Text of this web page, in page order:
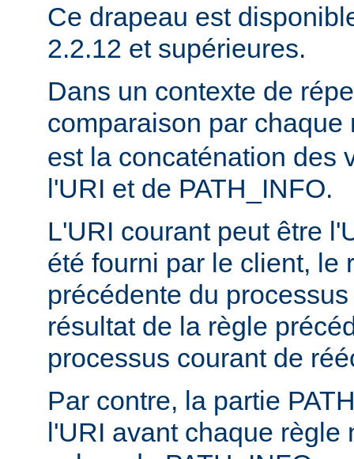
Ce drapeau est
2.2.12 et supérieures.
Dans un contexte de
comparaison par
est la concaténation des
l'URI et de PATH_INFO.
L'URI courant peut être
été fourni par le client, le
précédente du
résultat de la règle
processus courant de
Par contre, la partie
l'URI avant chaque règle